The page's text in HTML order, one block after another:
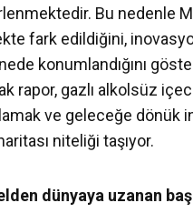
Bu nedenle
fark edildiğini,
konumlandığını
rapor, gazlı alkolsüz
ve geleceğe dönük
niteliği taşıyor.
dünyaya uzanan